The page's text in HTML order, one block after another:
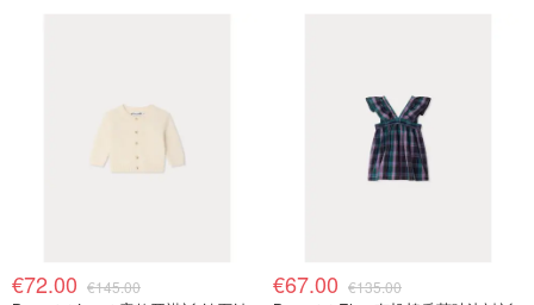
€72.00 €145.00 €67.00 €135.00